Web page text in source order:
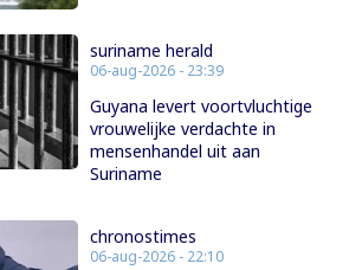
suriname herald
06-aug-2026 - 23:39
Guyana levert voortvluchtige
vrouwelijke verdachte in
mensenhandel uit aan
Suriname
chronostimes
06-aug-2026 - 22:10